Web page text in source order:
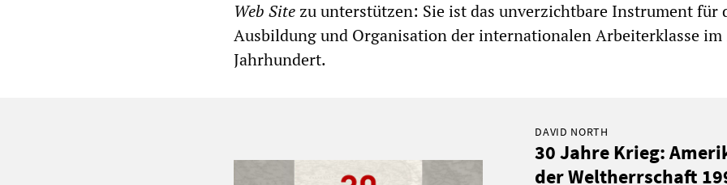
Web Site zu unterstützen: Sie ist das unverzichtbare Instrument für
Ausbildung und Organisation der internationalen Arbeiterklasse im
Jahrhundert.
DAVID NORTH
30 Jahre Krieg:
der Weltherrschaft